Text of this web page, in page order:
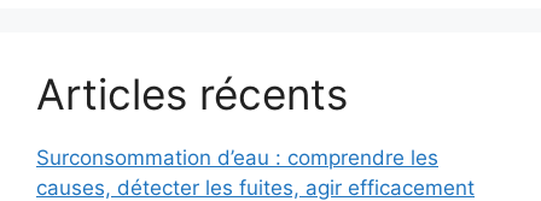
Articles récents
Surconsommation d’eau : comprendre les
causes, détecter les fuites, agir efficacement